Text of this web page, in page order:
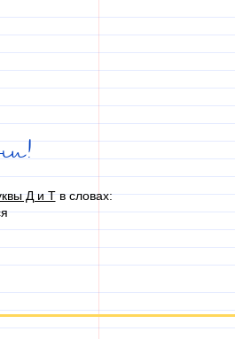
Д и Тв словах: